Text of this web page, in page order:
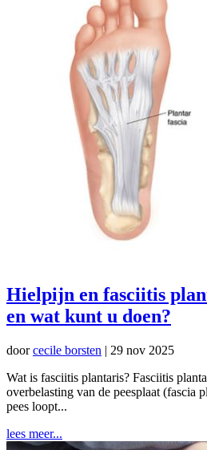
Hielpijn en fasciitis
en wat kunt u doen?
doorcecile borsten | 29 nov 2025
Wat is fasciitis plantaris? Fasciitis
overbelasting van de peesplaat (fascia
pees loopt...
lees meer...